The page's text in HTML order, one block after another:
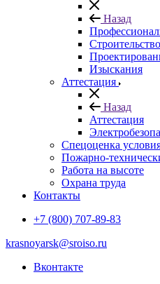
Назад
Строительство
Изыскания
Аттестация
Назад
Аттестация
Спецоценка
Пожарно-
Работа на высоте
Охрана труда
Контакты
+7 (800) 707-89-83
krasnoyarsk@sroiso.ru
Вконтакте